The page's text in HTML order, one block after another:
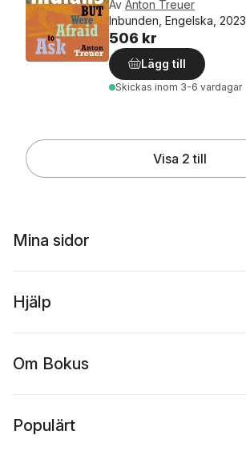
Av Anton Treuer
Inbunden, Engelska, 2023
506 kr
Lägg till
Skickas inom 3-6 vardagar
Visa 2 till
Mina sidor
Hjälp
Om Bokus
Populärt